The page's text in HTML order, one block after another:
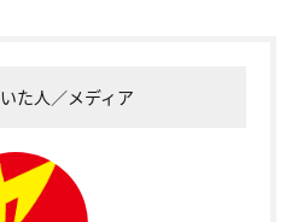
た人／メディア